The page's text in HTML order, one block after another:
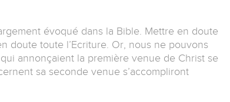
évoqué dans la Bible. Mettre en doute
doute toute l’Ecriture. Or, nous ne pouvons
annonçaient la première venue de Christ se
sa seconde venue s’accompliront